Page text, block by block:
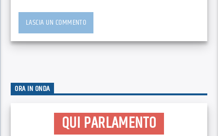
ORA IN ONDA
QUI PARLAMENTO